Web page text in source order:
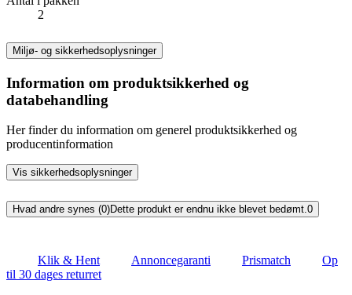
2
Miljø- og sikkerhedsoplysninger
Information om produktsikkerhed og
databehandling
Her finder du information om generel produktsikkerhed og
producentinformation
Vis sikkerhedsoplysninger
Hvad andre synes (0)Dette produkt er endnu ikke blevet bedømt.0
Klik & Hent Annoncegaranti Prismatch
Op
til 30 dages returret